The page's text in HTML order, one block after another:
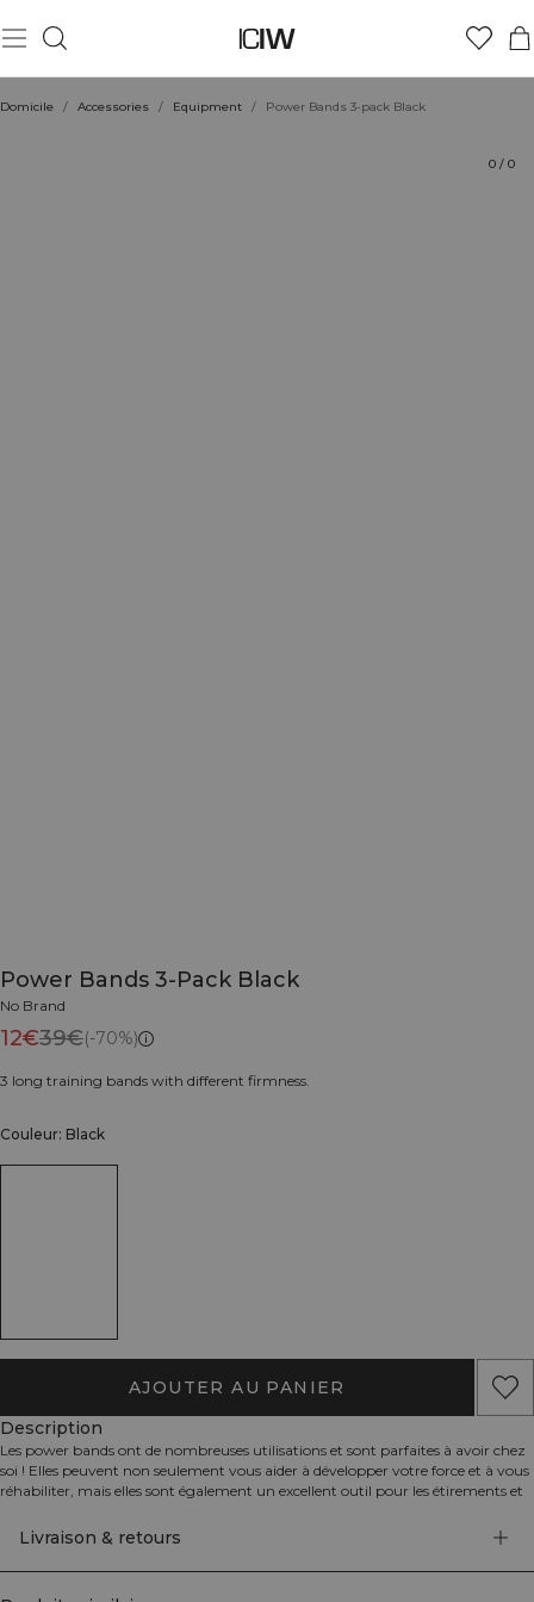
Domicile / Accessories / Equipment / Power Bands 3-pack Black
0 / 0
Power Bands 3-Pack Black
No Brand
12€39€(-70%)
3 long training bands with different firmness.
Couleur: Black
AJOUTER AU PANIER
Description
Les power bands ont de nombreuses utilisations et sont parfaites à avoir chez
soi ! Elles peuvent non seulement vous aider à développer votre force et à vous
réhabiliter, mais elles sont également un excellent outil pour les étirements et
Les bandes élastiques sont vendues en pack de 3 avec différentes résistances
différents niveaux de résistance vous permettent de progresser et vous
Livraison & retours